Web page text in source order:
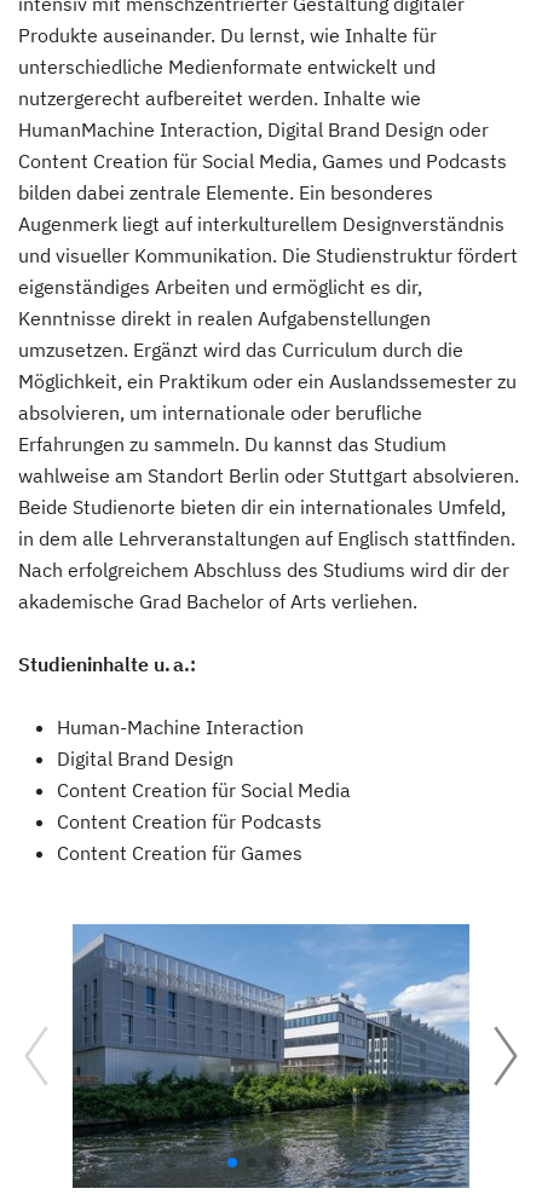
Produkte auseinander. Du lernst, wie Inhalte für
unterschiedliche Medienformate entwickelt und
nutzergerecht aufbereitet werden. Inhalte wie
HumanMachine Interaction, Digital Brand Design oder
Content Creation für Social Media, Games und Podcasts
bilden dabei zentrale Elemente. Ein besonderes
Augenmerk liegt auf interkulturellem Designverständnis
und visueller Kommunikation. Die Studienstruktur fördert
eigenständiges Arbeiten und ermöglicht es dir,
Kenntnisse direkt in realen Aufgabenstellungen
umzusetzen. Ergänzt wird das Curriculum durch die
Möglichkeit, ein Praktikum oder ein Auslandssemester zu
absolvieren, um internationale oder berufliche
Erfahrungen zu sammeln. Du kannst das Studium
wahlweise am Standort Berlin oder Stuttgart absolvieren.
Beide Studienorte bieten dir ein internationales Umfeld,
in dem alle Lehrveranstaltungen auf Englisch stattfinden.
Nach erfolgreichem Abschluss des Studiums wird dir der
akademische Grad Bachelor of Arts verliehen.
Studieninhalte u. a.:
Human-Machine Interaction
Digital Brand Design
Content Creation für Social Media
Content Creation für Podcasts
Content Creation für Games